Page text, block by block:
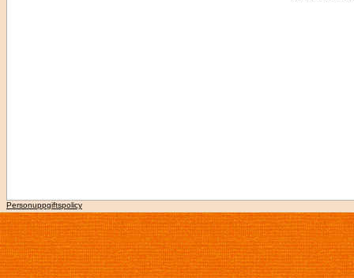
Personuppgiftspolicy